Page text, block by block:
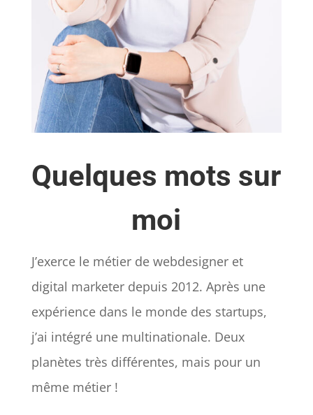
Quelques mots sur
moi
J’exerce le métier de webdesigner et
digital marketer depuis 2012. Après une
expérience dans le monde des startups,
j’ai intégré une multinationale. Deux
planètes très différentes, mais pour un
même métier !